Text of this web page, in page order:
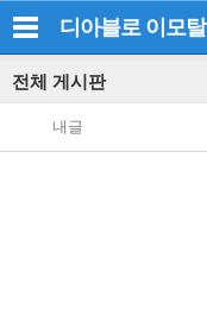
디아블로 이모탈
전체 게시판
내글